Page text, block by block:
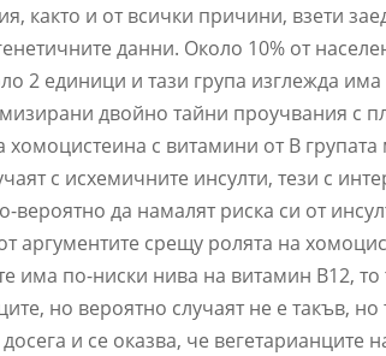
както и от всички причини, взети
данни. Около 10% от
2 единици и тази група изглежда
двойно тайни проучвания с
с витамини от B
с исхемичните инсулти, тези с
да намалят риска си от
аргументите срещу ролята на
има по-ниски нива на витамин B12, то
но вероятно случаят не е такъв,
и се оказва, че вегетарианците